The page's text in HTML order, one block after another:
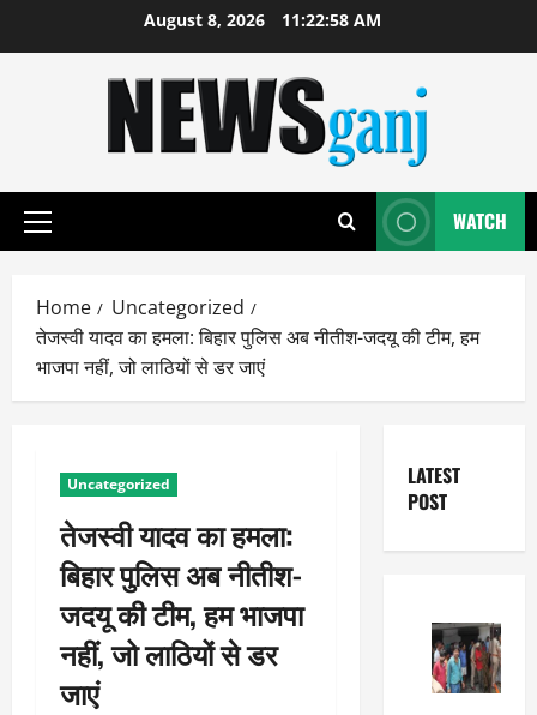
August 8, 2026 11:22:58 AM
Primary
WATCH
Home
Uncategorized
तेजस्वी यादव का हमला: बिहार पुलिस अब नीतीश-जदयू की टीम, हम
भाजपा नहीं, जो लाठियों से डर जाएं
Uncategorized
तेजस्वी यादव का हमला:
बिहार पुलिस अब नीतीश-
जदयू की टीम, हम भाजपा
नहीं, जो लाठियों से डर
जाएं
LATEST
POST